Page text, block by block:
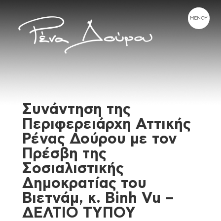
Συνάντηση της
Περιφερειάρχη Αττικής
Ρένας Δούρου με τον
Πρέσβη της
Σοσιαλιστικής
Δημοκρατίας του
Βιετνάμ, κ. Binh Vu –
ΔΕΛΤΙΟ ΤΥΠΟΥ